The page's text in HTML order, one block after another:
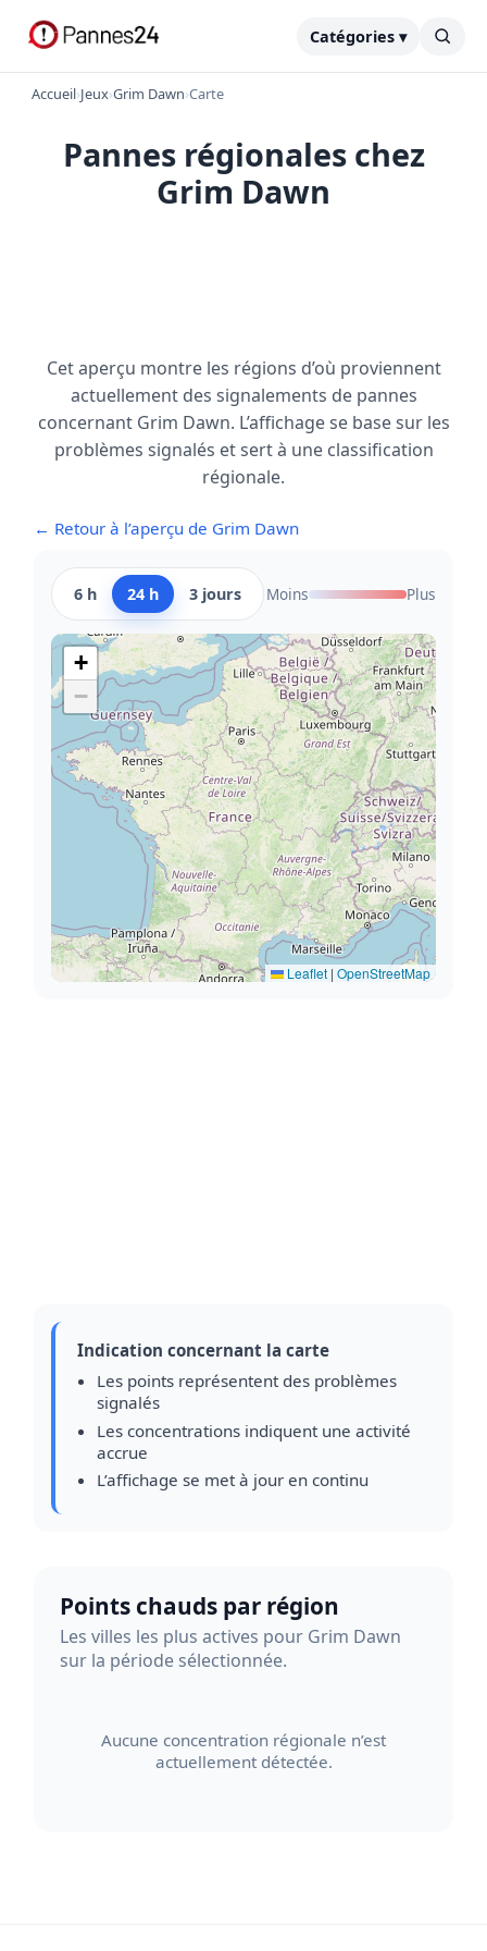
Catégories ▾
Accueil›Jeux›Grim Dawn›Carte
Pannes régionales chez
Grim Dawn
Cet aperçu montre les régions d’où proviennent
actuellement des signalements de pannes
concernant Grim Dawn. L’affichage se base sur les
problèmes signalés et sert à une classification
régionale.
← Retour à l’aperçu de Grim Dawn
6 h 24 h 3 jours Moins Plus
+
−
Leaflet | OpenStreetMap
Indication concernant la carte
Les points représentent des problèmes
signalés
Les concentrations indiquent une activité
accrue
L’affichage se met à jour en continu
Points chauds par région
Les villes les plus actives pour Grim Dawn
sur la période sélectionnée.
Aucune concentration régionale n’est
actuellement détectée.